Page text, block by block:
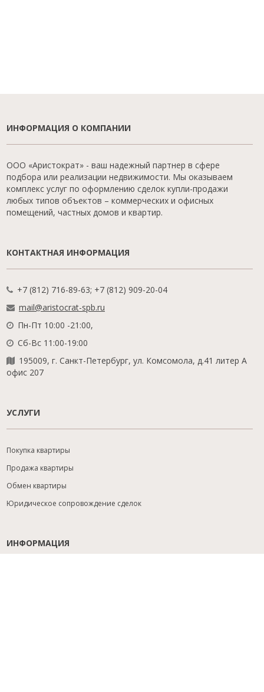
ИНФОРМАЦИЯ О КОМПАНИИ
ООО «Аристократ» - ваш надежный партнер в сфере
подбора или реализации недвижимости. Мы оказываем
комплекс услуг по оформлению сделок купли-продажи
любых типов объектов – коммерческих и офисных
помещений, частных домов и квартир.
КОНТАКТНАЯ ИНФОРМАЦИЯ
+7 (812) 716-89-63; +7 (812) 909-20-04
mail@aristocrat-spb.ru
Пн-Пт 10:00 -21:00,
Сб-Вс 11:00-19:00
195009, г. Санкт-Петербург, ул. Комсомола, д.41 литер А
офис 207
УСЛУГИ
Покупка квартиры
Продажа квартиры
Обмен квартиры
Юридическое сопровождение сделок
ИНФОРМАЦИЯ